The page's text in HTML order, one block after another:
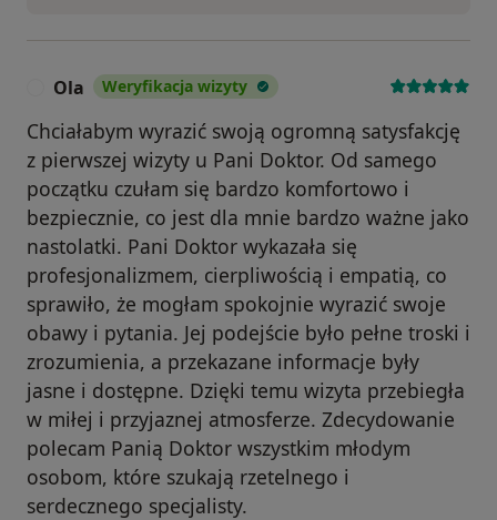
Ola Weryfikacja wizyty
Chciałabym wyrazić swoją ogromną satysfakcję
z pierwszej wizyty u Pani Doktor. Od samego
początku czułam się bardzo komfortowo i
bezpiecznie, co jest dla mnie bardzo ważne jako
nastolatki. Pani Doktor wykazała się
profesjonalizmem, cierpliwością i empatią, co
sprawiło, że mogłam spokojnie wyrazić swoje
obawy i pytania. Jej podejście było pełne troski i
zrozumienia, a przekazane informacje były
jasne i dostępne. Dzięki temu wizyta przebiegła
w miłej i przyjaznej atmosferze. Zdecydowanie
polecam Panią Doktor wszystkim młodym
osobom, które szukają rzetelnego i
serdecznego specjalisty.